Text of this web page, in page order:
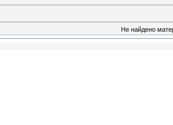
Не найдено